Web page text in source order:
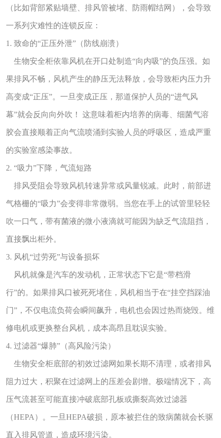
（比如背部紧贴墙壁、排风管被堵、防雨帽结网），会导致
一系列灾难性的连锁反应：
1. 致命的“正压外泄”（防线崩溃）
生物安全柜依靠风机在开口处制造“向内吸”的负压强。如
果排风不畅，风机产生的静压无法释放，会导致柜内压力升
高变成“正压”。一旦变成正压，那道保护人员的“进气风
幕”就会反向向外吹！ 这意味着柜内培养的病毒、细菌气溶
胶会直接顺着正向气流喷涌到实验人员的呼吸区，造成严重
的实验室感染事故。
2. “吸力”下降，气流短路
排风受阻会导致风机转速异常或风量锐减。此时，前部进
气格栅的“吸力”会变得非常微弱。当您在手上的试管里轻轻
吹一口气，带有菌液的微小液滴就可能因为缺乏气流阻挡，
直接飘出柜外。
3. 风机“过劳死”与设备损坏
风机就像是汽车的发动机，正常状态下它是“带档滑
行”的。如果排风口被死死堵住，风机相当于在“挂空挡踩油
门”，不仅电流负荷会瞬间飙升，电机也会因过热而烧毁。维
修电机或更换整台风机，成本高昂且耽误实验。
4. 过滤器“爆肺”（高风险污染）
生物安全柜底部的初效过滤网如果长期不清理，或者排风
阻力过大，积聚在过滤网上的压差会剧增。极端情况下，高
压气流甚至可能直接冲破底部孔板或撕裂高效过滤器
（HEPA）。一旦HEPA破损，原本被拦住的致病菌就会长驱
直入排风管道，造成环境污染。